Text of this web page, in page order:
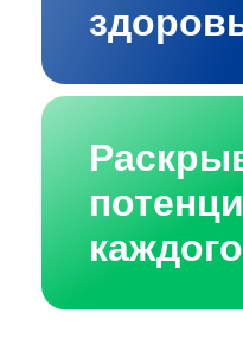
каждого